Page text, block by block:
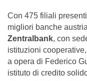
Con 475 filiali
migliori banche
Zentralbank, con
istituzioni
a opera di Federico
istituto di credito